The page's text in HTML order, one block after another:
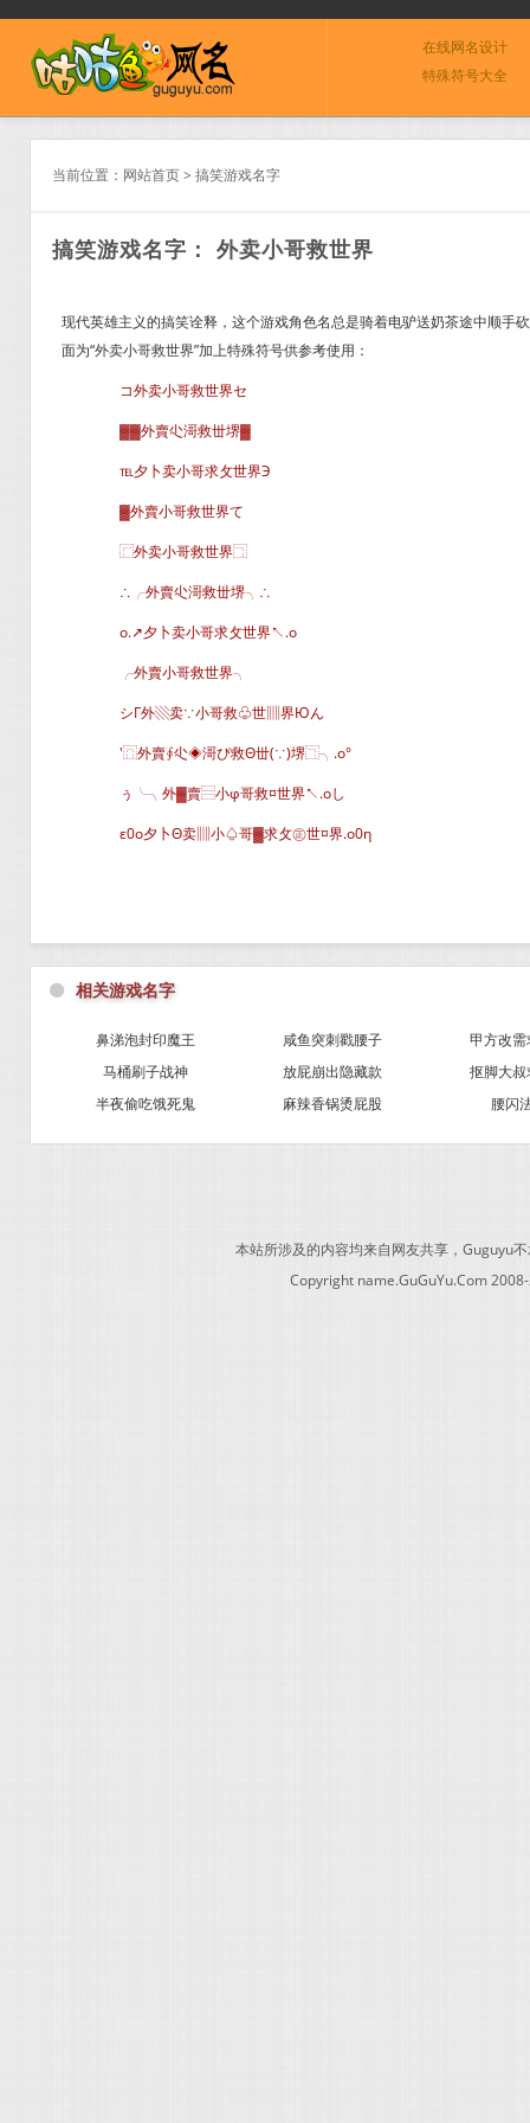
在线网名设计
特殊符号大全
当前位置： 网站首页> 搞笑游戏名字
搞笑游戏名字： 外卖小哥救世界
现代英雄主义的搞笑诠释，这个游戏角色名总是骑着电驴送奶茶途中顺手
面为“外卖小哥救世界”加上特殊符号供参考使用：
コ外卖小哥救世界セ
▓▓外賣尐滒救丗堺▓
℡夕卜卖小哥求攵世界Э
▓外賣小哥救世界て
⿸外卖小哥救世界⿹
∴╭外賣尐滒救丗堺╮∴
o.↗夕卜卖小哥求攵世界↖.o
╭外賣小哥救世界╮
シГ外▧卖∵小哥救♧世▥界Юん
′⿵外賣∮尐◈滒ぴ救Θ丗(∵)堺⿹╮.o°
ぅ╰╮外▓賣⿳小φ哥救¤世界↖.oし
ε0o夕卜Θ卖▥小♤哥▓求攵㊣世¤界.o0η
⚫ 相关游戏名字
鼻涕泡封印魔王 咸鱼突刺戳腰子
甲方改
马桶刷子战神
放屁崩出隐藏款
抠脚大
半夜偷吃饿死鬼
麻辣香锅烫屁股 腰闪
本站所涉及的内容均来自网友共享，Guguyu
Copyright name.GuGuYu.Com